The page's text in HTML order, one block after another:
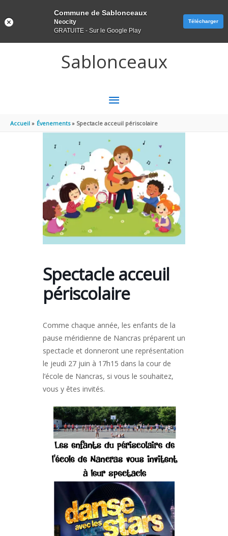
Sablonceaux
MENU
PRINCIPAL
Accueil Évenements Spectacle acceuil périscolaire
Spectacle acceuil
périscolaire
Comme chaque année, les enfants de la
pause méridienne de Nancras préparent un
spectacle et donneront une représentation
le jeudi 27 juin à 17h15 dans la cour de
l’école de Nancras, si vous le souhaitez,
vous y êtes invités.
Commune de Sablonceaux
Neocity
GRATUITE - Sur le Google Play
Télécharger